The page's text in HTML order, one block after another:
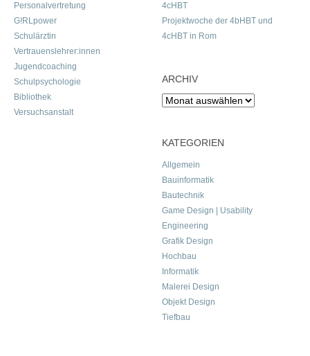
Personalvertretung
G!RLpower
Schulärztin
Vertrauenslehrer:innen
Jugendcoaching
Schulpsychologie
Bibliothek
Versuchsanstalt
4cHBT
Projektwoche der 4bHBT und
4cHBT in Rom
ARCHIV
Archiv
KATEGORIEN
Allgemein
Bauinformatik
Bautechnik
Game Design | Usability
Engineering
Grafik Design
Hochbau
Informatik
Malerei Design
Objekt Design
Tiefbau